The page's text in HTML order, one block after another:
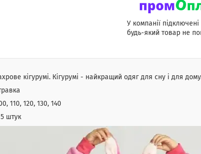
У компанії
будь-який товар не
кігурумі. Кігурумі - найкращий одяг для сну і для
110, 120, 130, 140
5 штук